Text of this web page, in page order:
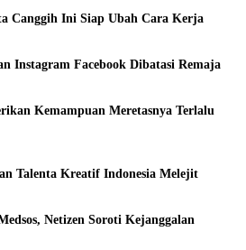
Canggih Ini Siap Ubah Cara Kerja
Instagram Facebook Dibatasi Remaja
Kemampuan Meretasnya Terlalu
Talenta Kreatif Indonesia Melejit
Netizen Soroti Kejanggalan